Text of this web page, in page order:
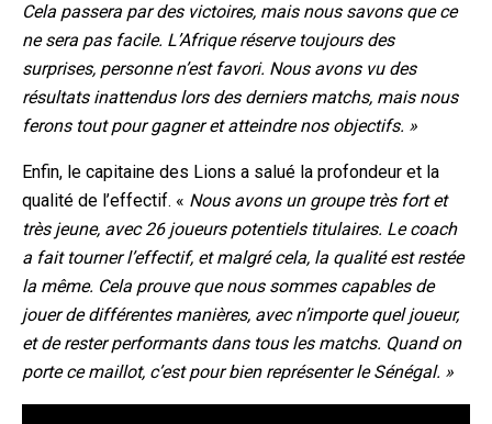
Cela passera par des victoires, mais nous savons que ce
ne sera pas facile. L’Afrique réserve toujours des
surprises, personne n’est favori. Nous avons vu des
résultats inattendus lors des derniers matchs, mais nous
ferons tout pour gagner et atteindre nos objectifs. »
Enfin, le capitaine des Lions a salué la profondeur et la
qualité de l’effectif. « Nous avons un groupe très fort et
très jeune, avec 26 joueurs potentiels titulaires. Le coach
a fait tourner l’effectif, et malgré cela, la qualité est restée
la même. Cela prouve que nous sommes capables de
jouer de différentes manières, avec n’importe quel joueur,
et de rester performants dans tous les matchs. Quand on
porte ce maillot, c’est pour bien représenter le Sénégal. »